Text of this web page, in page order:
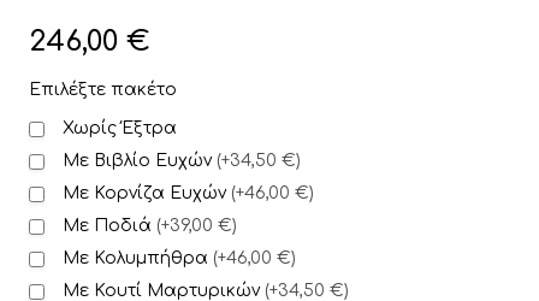
246,00 €
Επιλέξτε πακέτο
Χωρίς Έξτρα
Με Βιβλίο Ευχών (+34,50 €)
Με Κορνίζα Ευχών (+46,00 €)
Με Ποδιά (+39,00 €)
Με Κολυμπήθρα (+46,00 €)
Με Κουτί Μαρτυρικών (+34,50 €)